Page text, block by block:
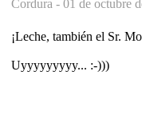
Cordura - 01 de octubre
¡Leche, también el Sr.
Uyyyyyyyyy... :-)))